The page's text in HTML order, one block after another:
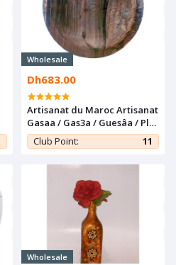
Wholesale
Dh683.00
Artisanat du Maroc Artisanat
Gasaa / Gas3a / Guesâa / Plat
à couscous en Bois de noyer
Club Point: 11
Wholesale